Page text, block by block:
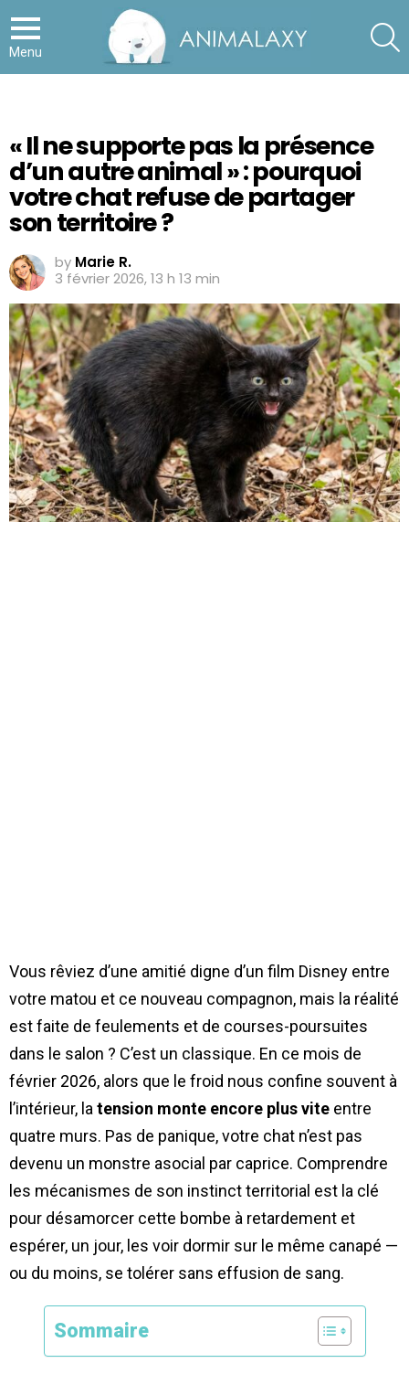
Menu
« Il ne supporte pas la présence
d’un autre animal » : pourquoi
votre chat refuse de partager
son territoire ?
by Marie R.
3 février 2026, 13 h 13 min
Vous rêviez d’une amitié digne d’un film Disney entre
votre matou et ce nouveau compagnon, mais la réalité
est faite de feulements et de courses-poursuites
dans le salon ? C’est un classique. En ce mois de
février 2026, alors que le froid nous confine souvent à
l’intérieur, la tension monte encore plus vite entre
quatre murs. Pas de panique, votre chat n’est pas
devenu un monstre asocial par caprice. Comprendre
les mécanismes de son instinct territorial est la clé
pour désamorcer cette bombe à retardement et
espérer, un jour, les voir dormir sur le même canapé —
ou du moins, se tolérer sans effusion de sang.
Sommaire